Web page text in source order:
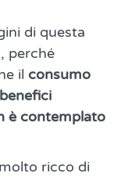
di questa
perché
il consumo
è contemplato
ricco di